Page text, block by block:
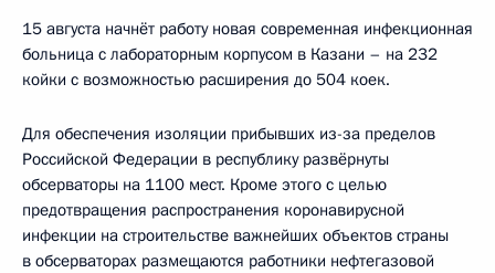
15 августа начнёт работу новая современная инфекционная
больница с лабораторным корпусом в Казани – на 232
койки с возможностью расширения до 504 коек.
Для обеспечения изоляции прибывших из-за пределов
Российской Федерации в республику развёрнуты
обсерваторы на 1100 мест. Кроме этого с целью
предотвращения распространения коронавирусной
инфекции на строительстве важнейших объектов страны
в обсерваторах размещаются работники нефтегазовой